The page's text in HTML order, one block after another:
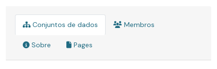
Conjuntos de dados Membros
Sobre Pages